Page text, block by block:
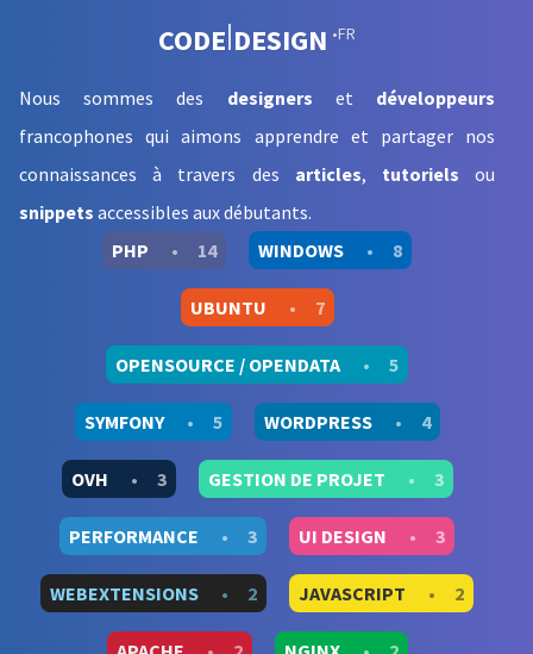
CODE DESIGN •FR
Nous sommes des designers et développeurs
francophones qui aimons apprendre et partager nos
connaissances à travers des articles, tutoriels ou
snippets accessibles aux débutants.
PHP
• 14 WINDOWS • 8
UBUNTU • 7
OPENSOURCE / OPENDATA • 5
SYMFONY • 5 WORDPRESS • 4
OVH • 3 GESTION DE PROJET • 3
PERFORMANCE • 3 UI DESIGN • 3
WEBEXTENSIONS • 2 JAVASCRIPT • 2